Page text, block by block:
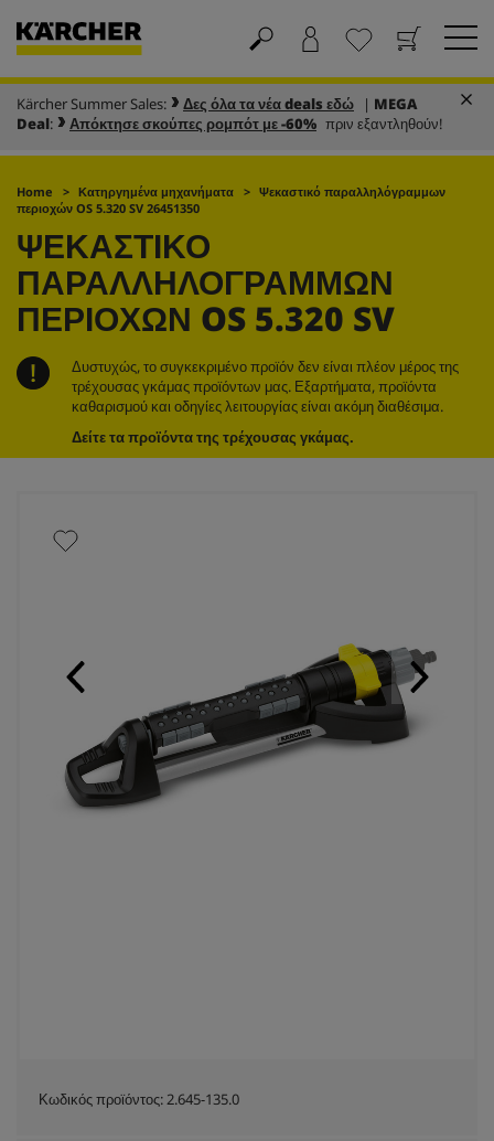
Καλάθι
Αγαπημένα
Kärcher Summer Sales: Δες όλα τα νέα deals εδώ | MEGA
Deal: Απόκτησε σκούπες ρομπότ με -60% πριν εξαντληθούν!
Home Κατηργημένα μηχανήματα
Ψεκαστικό παραλληλόγραμμων
περιοχών OS 5.320 SV 26451350
ΨΕΚΑΣΤΙΚΌ
ΠΑΡΑΛΛΗΛΌΓΡΑΜΜΩΝ
ΠΕΡΙΟΧΏΝ OS 5.320 SV
Δυστυχώς, το συγκεκριμένο προϊόν δεν είναι πλέον μέρος της
τρέχουσας γκάμας προϊόντων μας. Εξαρτήματα, προϊόντα
καθαρισμού και οδηγίες λειτουργίας είναι ακόμη διαθέσιμα.
Δείτε τα προϊόντα της τρέχουσας γκάμας.
Κωδικός προϊόντος:2.645-135.0